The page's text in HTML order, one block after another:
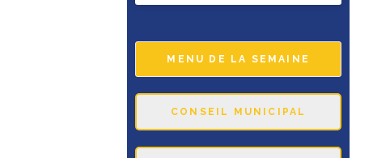
MENU DE LA SEMAINE
CONSEIL MUNICIPAL